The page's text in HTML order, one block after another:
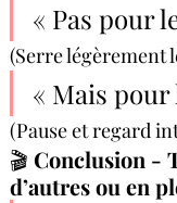
« Pas pour
(Serre légèrement
« Mais
(Pause et regard
🎬 Conclusion -
d’autres ou en